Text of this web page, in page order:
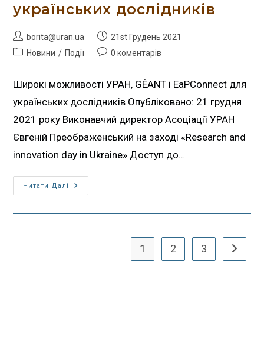
українських дослідників
borita@uran.ua
21st Грудень 2021
Новини / Події 0 коментарів
Широкі можливості УРАН, GÉANT і EaPConnect для
українських дослідників Опубліковано: 21 грудня
2021 року Виконавчий директор Асоціації УРАН
Євгеній Преображенський на заході «Research and
innovation day in Ukraine» Доступ до…
Читати Далі
1 2 3